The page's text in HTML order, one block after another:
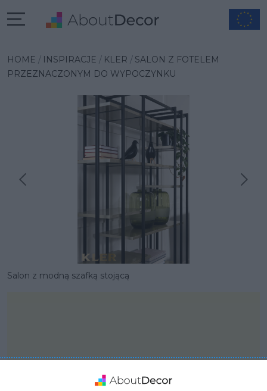
HOME INSPIRACJE KLER
SALON Z FOTELEM
PRZEZNACZONYM DO WYPOCZYNKU
Poprzednia inspiracja
Następna inspiracja
Salon z modną szafką stojącą